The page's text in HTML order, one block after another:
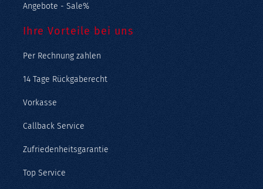
Angebote - Sale%
Ihre Vorteile bei uns
Per Rechnung zahlen
14 Tage Rückgaberecht
Vorkasse
Callback Service
Zufriedenheitsgarantie
Top Service